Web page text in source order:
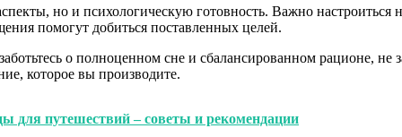
но и психологическую готовность. Важно
помогут добиться поставленных целей.
о полноценном сне и сбалансированном рационе,
которое вы производите.
для путешествий – советы и рекомендации